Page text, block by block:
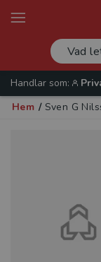
Handlar som:
Hem / Sven G